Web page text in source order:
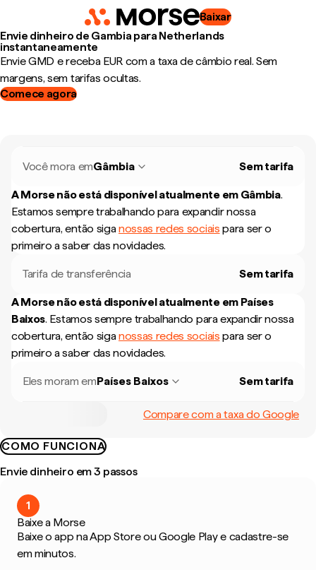
Baixar
Envie dinheiro de Gambia para Netherlands
instantaneamente
Envie GMD e receba EUR com a taxa de câmbio real. Sem
margens, sem tarifas ocultas.
Comece agora
Você mora emGâmbia Sem tarifa
A Morse não está disponível atualmente em Gâmbia.
Estamos sempre trabalhando para expandir nossa
cobertura, então siganossas redes sociais para ser o
primeiro a saber das novidades.
Tarifa de transferência Sem tarifa
A Morse não está disponível atualmente em Países
Baixos. Estamos sempre trabalhando para expandir nossa
cobertura, então siganossas redes sociais para ser o
primeiro a saber das novidades.
Eles moram emPaíses Baixos Sem tarifa
Compare com a taxa do Google
COMO FUNCIONA
Envie dinheiro em 3 passos
1
Baixe a Morse
Baixe o app na App Store ou Google Play e cadastre-se
em minutos.